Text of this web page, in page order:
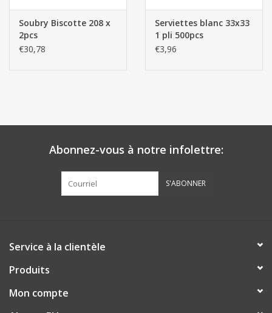
Soubry Biscotte 208 x
2pcs
€30,78
Serviettes blanc 33x33
1 pli 500pcs
€3,96
Abonnez-vous à notre infolettre:
S'ABONNER
Service à la clientèle
Produits
Mon compte